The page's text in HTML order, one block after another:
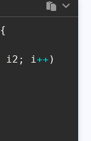
{
i2 ; i++ )